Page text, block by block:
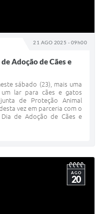
21 AGO 2025 - 09h00
Adoção de Cães e
sábado (23), mais uma
lar para cães e gatos
de Proteção Animal
vez em parceria com o
de Adoção de Cães e
AGO
20